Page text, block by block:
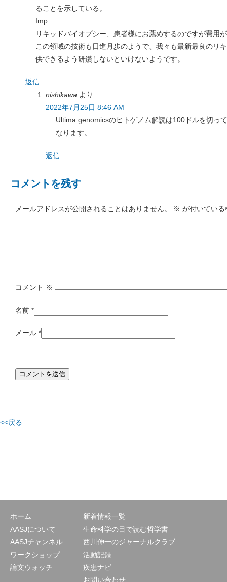
ることを示している。
Imp:
リキッドバイオプシー、患者様にお薦めするのですが費用
この領域の技術も日進月歩のようで、我々も最新最良のリ
供できるよう研鑽しないといけないようです。
返信
nishikawa より:
2022年7月25日 8:46 AM
Ultima genomicsのヒトゲノム解読は100ドルを切っ
なります。
返信
コメントを残す
メールアドレスが公開されることはありません。 ※ が付いてい
コメント ※
名前 *
メール *
<<戻る
ホーム
AASJについて
AASJチャンネル
ワークショップ
論文ウォッチ
新着情報一覧
生命科学の目で読む哲学書
西川伸一のジャーナルクラブ
活動記録
疾患ナビ
お問い合わせ